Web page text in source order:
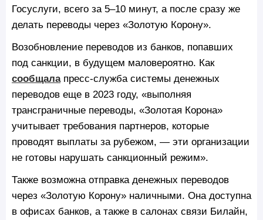
Госуслуги, всего за 5–10 минут, а после сразу же
делать переводы через «Золотую Корону».
Возобновление переводов из банков, попавших
под санкции, в будущем маловероятно. Как
сообщалапресс-служба системы денежных
переводов еще в 2023 году, «выполняя
трансграничные переводы, «Золотая Корона»
учитывает требования партнеров, которые
проводят выплаты за рубежом, — эти организации
не готовы нарушать санкционный режим».
Также возможна отправка денежных переводов
через «Золотую Корону» наличными. Она доступна
в офисах банков, а также в салонах связи Билайн,